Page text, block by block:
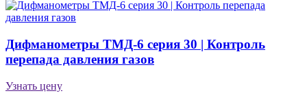
Дифманометры ТМД-6 серия 30 | Контроль
перепада давления газов
Узнать цену